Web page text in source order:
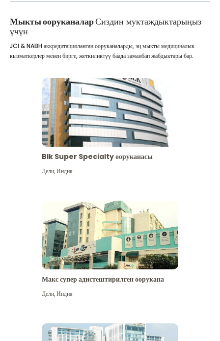
Мыкты ооруканаларСиздин муктаждыктарыңыз
үчүн
JCI & NABH аккредитацияланган ооруканаларды, эң мыкты медициналык
кызматкерлер менен бирге, жеткиликтүү баада заманбап жабдыктары бар.
Blk Super Specialty ооруканасы
Дели,Индия
Макс супер адистештирилген оорукана
Дели,Индия